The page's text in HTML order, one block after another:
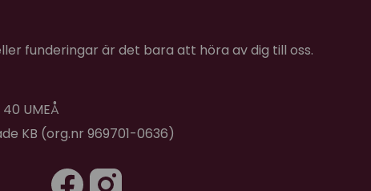
funderingar är det bara att höra av dig till oss.
UMEÅ
KB (org.nr 969701-0636)